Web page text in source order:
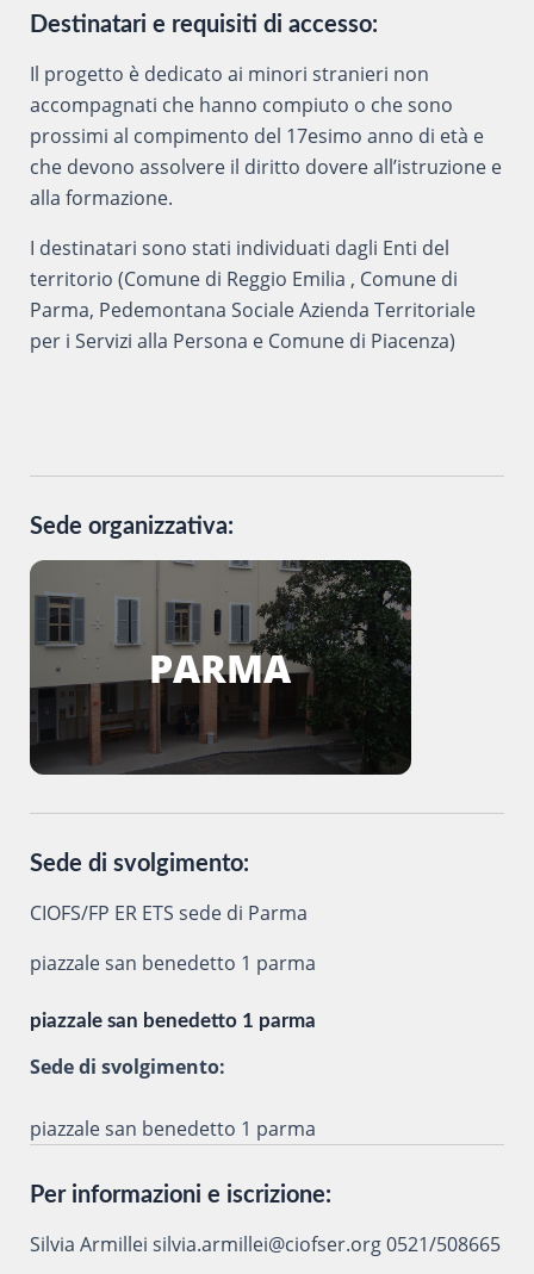
Destinatari e requisiti di accesso:
Il progetto è dedicato ai minori stranieri non
accompagnati che hanno compiuto o che sono
prossimi al compimento del 17esimo anno di età e
che devono assolvere il diritto dovere all’istruzione e
alla formazione.
I destinatari sono stati individuati dagli Enti del
territorio (Comune di Reggio Emilia , Comune di
Parma, Pedemontana Sociale Azienda Territoriale
per i Servizi alla Persona e Comune di Piacenza)
Sede organizzativa:
PARMA
Sede di svolgimento:
CIOFS/FP ER ETS sede di Parma
piazzale san benedetto 1 parma
piazzale san benedetto 1 parma
Sede di svolgimento:
piazzale san benedetto 1 parma
Per informazioni e iscrizione:
Silvia Armillei silvia.armillei@ciofser.org 0521/508665